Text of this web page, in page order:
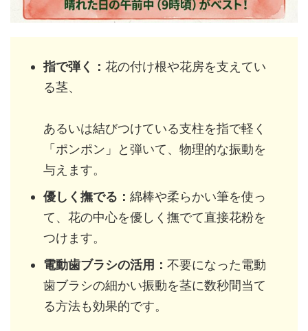
指で弾く： 花の付け根や花房を支えてい
る茎、
あるいは結びつけている支柱を指で軽く
「ポンポン」と弾いて、物理的な振動を
与えます。
優しく撫でる： 綿棒や柔らかい筆を使っ
て、花の中心を優しく撫でて直接花粉を
つけます。
電動歯ブラシの活用： 不要になった電動
歯ブラシの細かい振動を茎に数秒間当て
る方法も効果的です。